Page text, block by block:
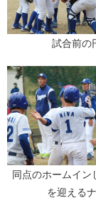
試合前の
同点のホームイン
を迎える